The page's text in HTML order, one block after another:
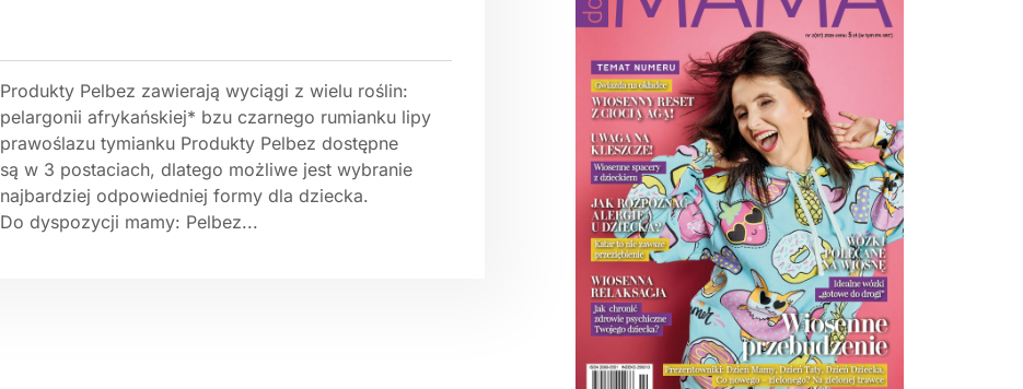
Produkty Pelbez zawierają wyciągi z wielu roślin:
pelargonii afrykańskiej* bzu czarnego rumianku lipy
prawoślazu tymianku Produkty Pelbez dostępne
są w 3 postaciach, dlatego możliwe jest wybranie
najbardziej odpowiedniej formy dla dziecka.
Do dyspozycji mamy: Pelbez...